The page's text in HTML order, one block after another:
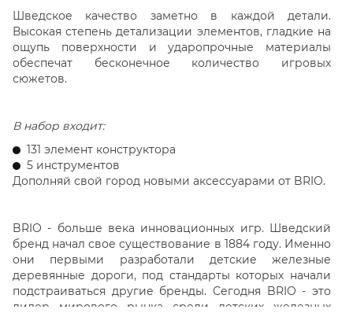
Шведское качество заметно в каждой детали.
Высокая степень детализации элементов, гладкие на
ощупь поверхности и ударопрочные материалы
обеспечат бесконечное количество игровых
сюжетов.
В набор входит:
131 элемент конструктора
5 инструментов
Дополняй свой город новыми аксессуарами от BRIO.
BRIO - больше века инновационных игр. Шведский
бренд начал свое существование в 1884 году. Именно
они первыми разработали детские железные
деревянные дороги, под стандарты которых начали
подстраиваться другие бренды. Сегодня BRIO - это
лидер мирового рынка среди детских железных